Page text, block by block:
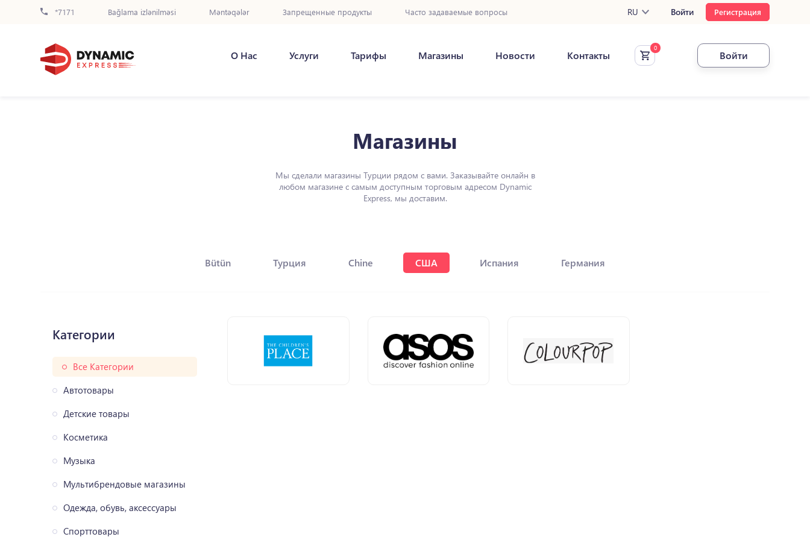
*7171 Bağlama izlənilməsi Məntəqələr Запрещенные продукты Часто задаваемые вопросы RU Войти Регистрация
О Нас Услуги Тарифы Магазины Новости Контакты Войти
Магазины
Мы сделали магазины Турции рядом с вами. Заказывайте онлайн в
любом магазине с самым доступным торговым адресом Dynamic
Express, мы доставим.
Bütün Турция Chine США Испания Германия
Категории
Все Категории
Автотовары
Детские товары
Косметика
Музыка
Мультибрендовые магазины
Одежда, обувь, аксессуары
Спорттовары